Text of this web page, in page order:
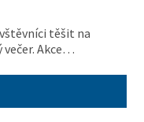
těšit na
večer. Akce…